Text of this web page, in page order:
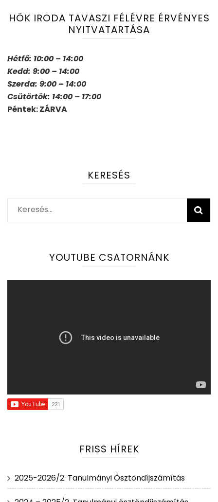
HÖK IRODA TAVASZI FÉLÉVRE ÉRVÉNYES
NYITVATARTÁSA
Hétfő: 10:00 – 14:00
Kedd: 9:00 – 14:00
Szerda: 9:00 – 14:00
Csütörtök: 14:00 – 17:00
Péntek: ZÁRVA
KERESÉS
Keresés:
YOUTUBE CSATORNÁNK
FRISS HÍREK
2025-2026/2. Tanulmányi Ösztöndíjszámítás